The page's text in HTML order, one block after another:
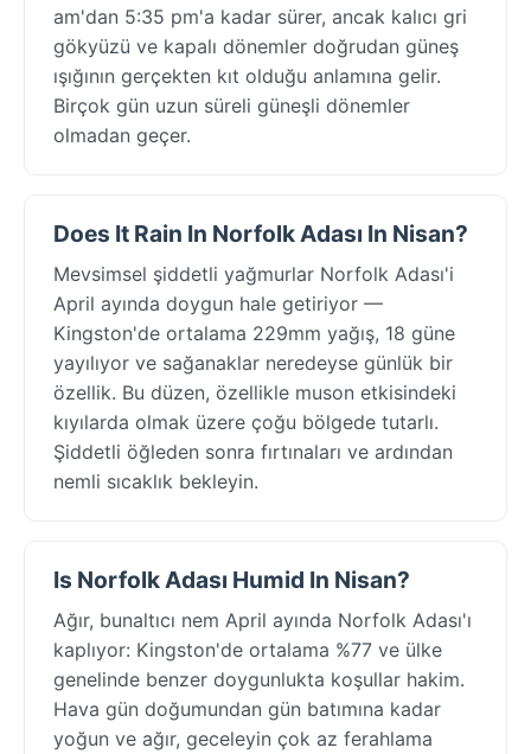
am'dan 5:35 pm'a kadar sürer, ancak kalıcı gri
gökyüzü ve kapalı dönemler doğrudan güneş
ışığının gerçekten kıt olduğu anlamına gelir.
Birçok gün uzun süreli güneşli dönemler
olmadan geçer.
Does It Rain In Norfolk Adası In Nisan?
Mevsimsel şiddetli yağmurlar Norfolk Adası'i
April ayında doygun hale getiriyor —
Kingston'de ortalama 229mm yağış, 18 güne
yayılıyor ve sağanaklar neredeyse günlük bir
özellik. Bu düzen, özellikle muson etkisindeki
kıyılarda olmak üzere çoğu bölgede tutarlı.
Şiddetli öğleden sonra fırtınaları ve ardından
nemli sıcaklık bekleyin.
Is Norfolk Adası Humid In Nisan?
Ağır, bunaltıcı nem April ayında Norfolk Adası'ı
kaplıyor: Kingston'de ortalama %77 ve ülke
genelinde benzer doygunlukta koşullar hakim.
Hava gün doğumundan gün batımına kadar
yoğun ve ağır, geceleyin çok az ferahlama